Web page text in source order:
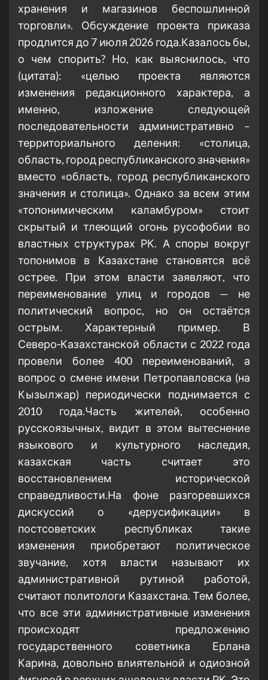
хранения и магазинов беспошлинной
торговли». Обсуждение проекта приказа
продлится до 7 июля 2026 года.Казалось бы,
о чем спорить? Но, как выяснилось, что
(цитата): «целью проекта являются
изменения редакционного характера, а
именно, изложение следующей
последовательности административно –
территориального деления: «столица,
область, город республиканского значения»
вместо «область, город республиканского
значения и столица». Однако за всем этим
«топонимическим каламбуром» стоит
скрытый и тлеющий огонь русофобии во
властных структурах РК. А споры вокруг
топонимов в Казахстане становятся всё
острее. При этом власти заявляют, что
переименование улиц и городов — не
политический вопрос, но он остаётся
острым. Характерный пример. В
Северо‑Казахстанской области с 2022 года
провели более 400 переименований, а
вопрос о смене имени Петропавловска (на
Кызылжар) периодически поднимается с
2010 года.Часть жителей, особенно
русскоязычных, видит в этом вытеснение
языкового и культурного наследия,
казахская часть считает это
восстановлением исторической
справедливости.На фоне разгоревшихся
дискуссий о «дерусификации» в
постсоветских республиках такие
изменения приобретают политическое
звучание, хотя власти называют их
административной рутиной работой,
считают политологи Казахстана. Тем более,
что все эти административные изменения
происходят предложению
государственного советника Ерлана
Карина, довольно влиятельной и одиозной